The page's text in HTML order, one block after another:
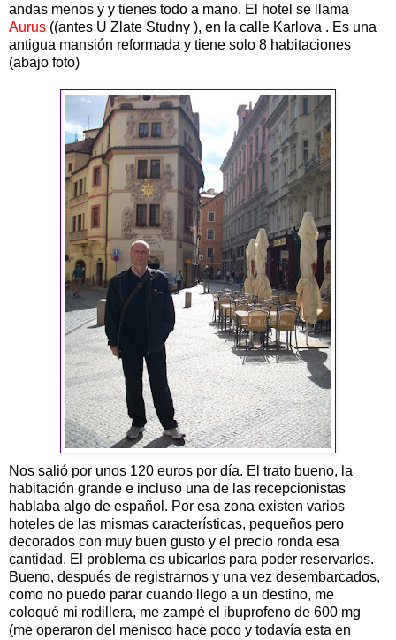
andas menos y y tienes todo a mano. El hotel se llama
Aurus ((antes U Zlate Studny ), en la calle Karlova . Es una
antigua mansión reformada y tiene solo 8 habitaciones
(abajo foto)
Nos salió por unos 120 euros por día. El trato bueno, la
habitación grande e incluso una de las recepcionistas
hablaba algo de español. Por esa zona existen varios
hoteles de las mismas características, pequeños pero
decorados con muy buen gusto y el precio ronda esa
cantidad. El problema es ubicarlos para poder reservarlos.
Bueno, después de registrarnos y una vez desembarcados,
como no puedo parar cuando llego a un destino, me
coloqué mi rodillera, me zampé el ibuprofeno de 600 mg
(me operaron del menisco hace poco y todavía esta en